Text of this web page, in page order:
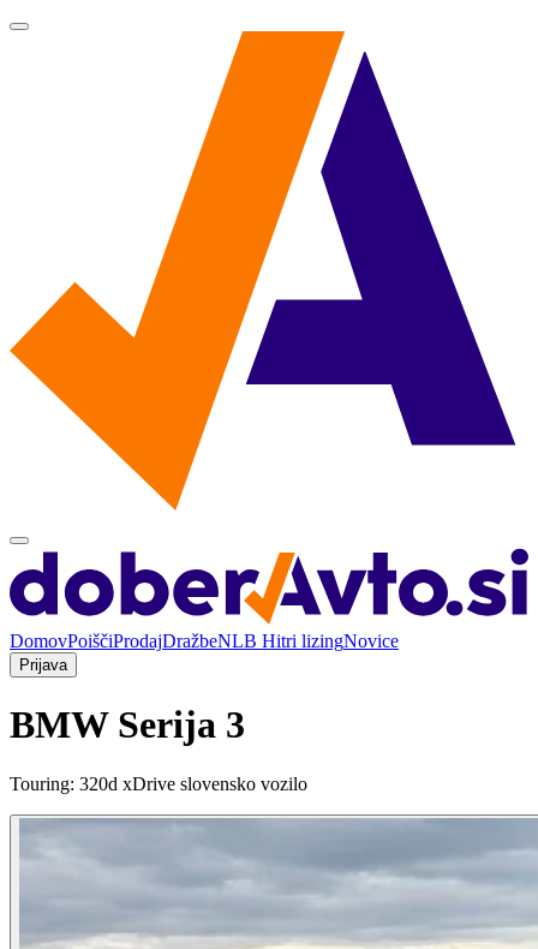
DomovPoiščiProdajDražbeNLB Hitri lizingNovice
Prijava
BMW Serija 3
Touring: 320d xDrive slovensko vozilo